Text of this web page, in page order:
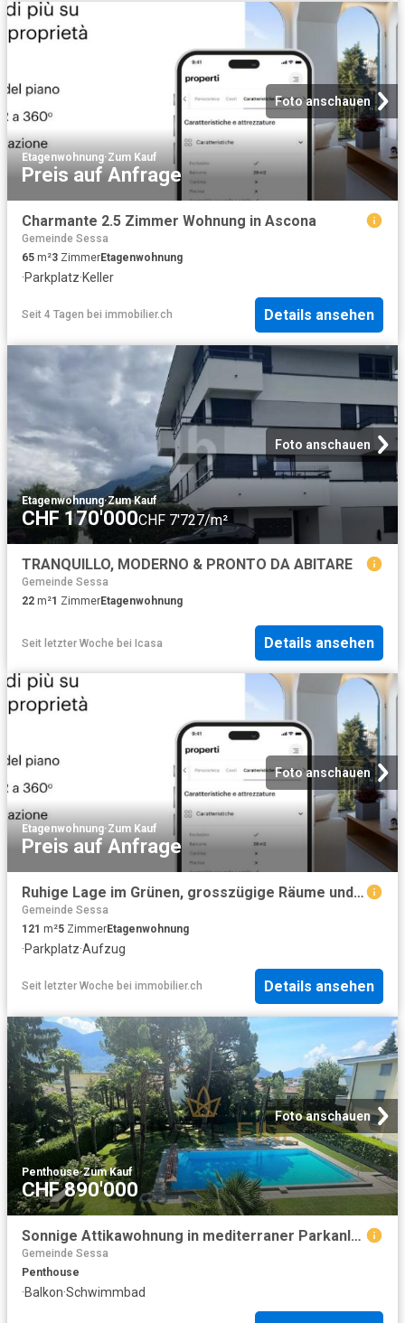
Foto anschauen
Etagenwohnung·Zum Kauf
Preis auf Anfrage
Charmante 2.5 Zimmer Wohnung in Ascona
Gemeinde Sessa
65 m²3 ZimmerEtagenwohnung
·Parkplatz·Keller
Seit 4 Tagen bei immobilier.ch Details ansehen
Foto anschauen
Etagenwohnung·Zum Kauf
CHF 170'000CHF 7'727/m²
TRANQUILLO, MODERNO & PRONTO DA ABITARE
Gemeinde Sessa
22 m²1 ZimmerEtagenwohnung
Seit letzter Woche bei Icasa Details ansehen
Foto anschauen
Etagenwohnung·Zum Kauf
Preis auf Anfrage
Ruhige Lage im Grünen, grosszügige Räume und drei Parkplätze
Gemeinde Sessa
121 m²5 ZimmerEtagenwohnung
·Parkplatz·Aufzug
Seit letzter Woche bei immobilier.ch Details ansehen
Foto anschauen
Penthouse·Zum Kauf
CHF 890'000
Sonnige Attikawohnung in mediterraner Parkanlage mit grossem Pool 1
Gemeinde Sessa
Penthouse
·Balkon·Schwimmbad